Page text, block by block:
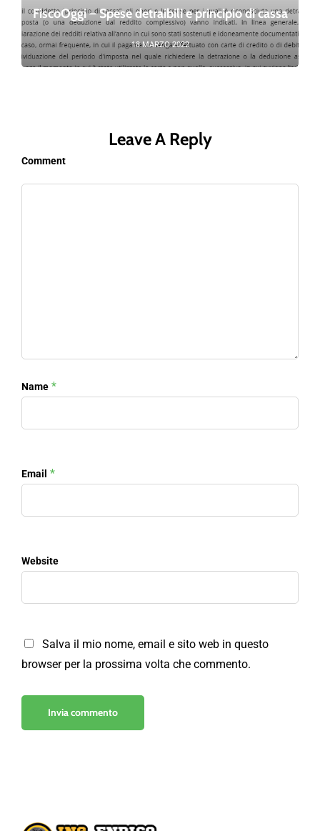
FiscoOggi – Spese detraibili e principio di cassa
18 MARZO 2022
Leave A Reply
Comment
Name *
Email *
Website
Salva il mio nome, email e sito web in questo
browser per la prossima volta che commento.